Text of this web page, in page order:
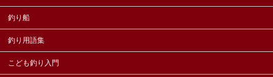
釣り船
釣り用語集
こども釣り入門